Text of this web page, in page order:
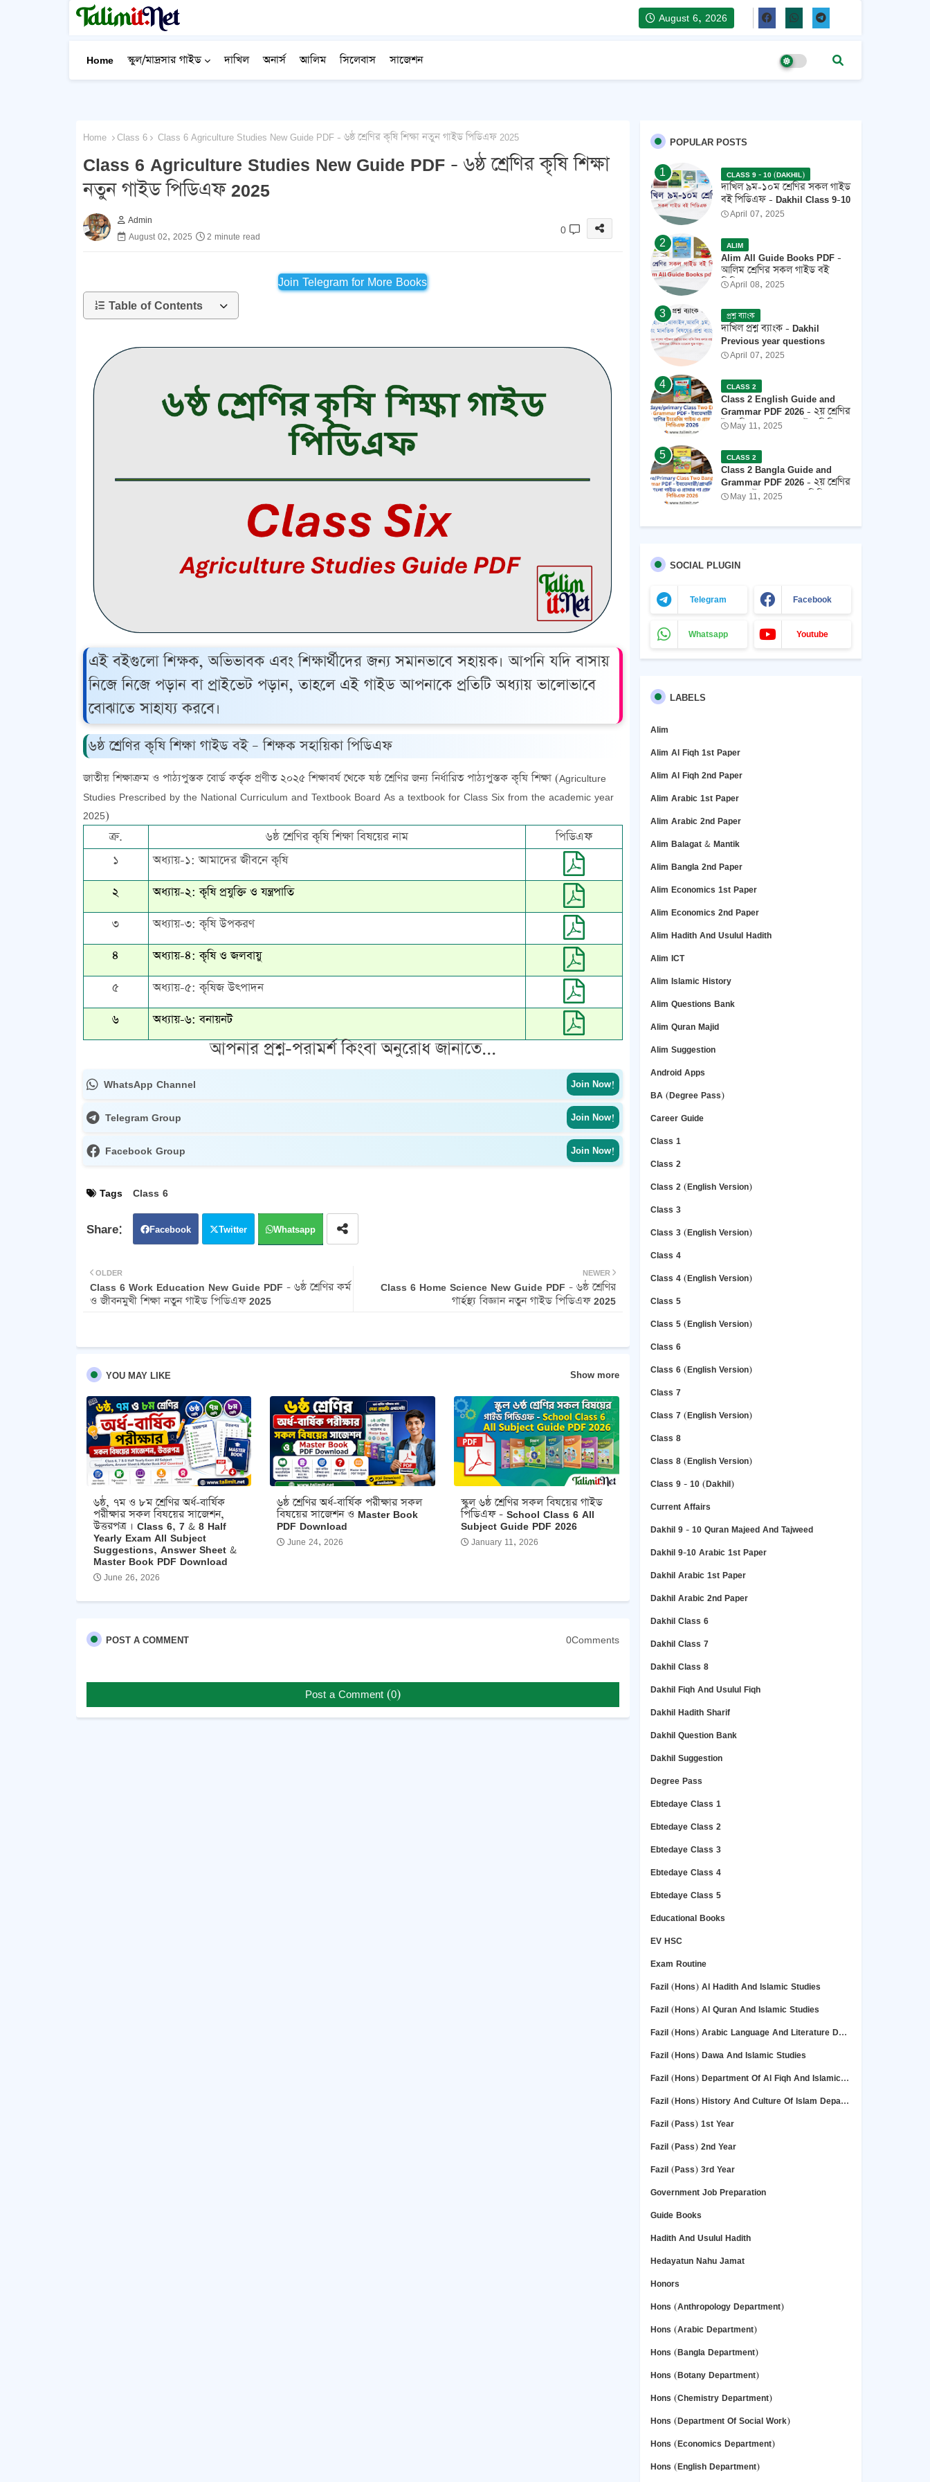
August 6, 2026
Home স্কুল/মাদ্রসার গাইড দাখিল অনার্স আলিম সিলেবাস সাজেশন
Home Class 6 Class 6 Agriculture Studies New Guide PDF - ৬ষ্ঠ শ্রেণির কৃষি শিক্ষা নতুন গাইড পিডিএফ 2025
Class 6 Agriculture Studies New Guide PDF - ৬ষ্ঠ শ্রেণির কৃষি শিক্ষা
নতুন গাইড পিডিএফ 2025
Admin
August 02, 2025
2 minute read 0
Join Telegram for More Books
Table of Contents
এই বইগুলো শিক্ষক, অভিভাবক এবং শিক্ষার্থীদের জন্য সমানভাবে সহায়ক। আপনি যদি বাসায়
নিজে নিজে পড়ান বা প্রাইভেট পড়ান, তাহলে এই গাইড আপনাকে প্রতিটি অধ্যায় ভালোভাবে
বোঝাতে সাহায্য করবে।
৬ষ্ঠ শ্রেণির কৃষি শিক্ষা গাইড বই – শিক্ষক সহায়িকা পিডিএফ
জাতীয় শিক্ষাক্রম ও পাঠ্যপুস্তক বোর্ড কর্তৃক প্রণীত ২০২৫ শিক্ষাবর্ষ থেকে ষষ্ঠ শ্রেণির জন্য নির্ধারিত পাঠ্যপুস্তক কৃষি শিক্ষা (Agriculture
Studies Prescribed by the National Curriculum and Textbook Board As a textbook for Class Six from the academic year
2025)
ক্র.
৬ষ্ঠ শ্রেণির কৃষি শিক্ষা বিষয়ের নাম
পিডিএফ
১
অধ্যায়-১: আমাদের জীবনে কৃষি
২
অধ্যায়-২: কৃষি প্রযুক্তি ও যন্ত্রপাতি
৩
অধ্যায়-৩: কৃষি উপকরণ
৪
অধ্যায়-৪: কৃষি ও জলবায়ু
৫
অধ্যায়-৫: কৃষিজ উৎপাদন
৬
অধ্যায়-৬: বনায়নট
আপনার প্রশ্ন-পরামর্শ কিংবা অনুরোধ জানাতে...
WhatsApp Channel Join Now!
Telegram Group Join Now!
Facebook Group Join Now!
Tags Class 6
Facebook Twitter Whatsapp
NEWER
Class 6 Home Science New Guide PDF - ৬ষ্ঠ শ্রেণির
গার্হস্থ্য বিজ্ঞান নতুন গাইড পিডিএফ 2025
OLDER
Class 6 Work Education New Guide PDF - ৬ষ্ঠ শ্রেণির কর্ম
ও জীবনমুখী শিক্ষা নতুন গাইড পিডিএফ 2025
YOU MAY LIKE Show more
৬ষ্ঠ, ৭ম ও ৮ম শ্রেণির অর্ধ-বার্ষিক
পরীক্ষার সকল বিষয়ের সাজেশন,
উত্তরপত্র । Class 6, 7 & 8 Half
Yearly Exam All Subject
Suggestions, Answer Sheet &
Master Book PDF Download
June 26, 2026
৬ষ্ঠ শ্রেণির অর্ধ-বার্ষিক পরীক্ষার সকল
বিষয়ের সাজেশন ও Master Book
PDF Download
June 24, 2026
স্কুল ৬ষ্ঠ শ্রেণির সকল বিষয়ের গাইড
পিডিএফ - School Class 6 All
Subject Guide PDF 2026
January 11, 2026
POST A COMMENT 0Comments
Post a Comment (0)
POPULAR POSTS
CLASS 9 - 10 (DAKHIL)
দাখিল ৯ম-১০ম শ্রেণির সকল গাইড
বই পিডিএফ - Dakhil Class 9-10
All Guide Books Pdf 2026 -
April 07, 2025
ALIM
Alim All Guide Books PDF -
আলিম শ্রেণির সকল গাইড বই
পিডিএফ 2026
April 08, 2025
প্রশ্ন ব্যাংক
দাখিল প্রশ্ন ব্যাংক - Dakhil
Previous year questions
April 07, 2025
CLASS 2
Class 2 English Guide and
Grammar PDF 2026 - ২য় শ্রেণির
ইংরেজি গ্রামার এবং গাইড পিডিএফ
May 11, 2025
CLASS 2
Class 2 Bangla Guide and
Grammar PDF 2026 - ২য় শ্রেণির
বাংলা গাইড ও ব্যাকরণ পিডিএফ
May 11, 2025
SOCIAL PLUGIN
Telegram Facebook
Whatsapp Youtube
LABELS
Alim
Alim Al Fiqh 1st Paper
Alim Al Fiqh 2nd Paper
Alim Arabic 1st Paper
Alim Arabic 2nd Paper
Alim Balagat & Mantik
Alim Bangla 2nd Paper
Alim Economics 1st Paper
Alim Economics 2nd Paper
Alim Hadith And Usulul Hadith
Alim ICT
Alim Islamic History
Alim Questions Bank
Alim Quran Majid
Alim Suggestion
Android Apps
BA (Degree Pass)
Career Guide
Class 1
Class 2
Class 2 (English Version)
Class 3
Class 3 (English Version)
Class 4
Class 4 (English Version)
Class 5
Class 5 (English Version)
Class 6
Class 6 (English Version)
Class 7
Class 7 (English Version)
Class 8
Class 8 (English Version)
Class 9 - 10 (Dakhil)
Current Affairs
Dakhil 9 - 10 Quran Majeed And Tajweed
Dakhil 9-10 Arabic 1st Paper
Dakhil Arabic 1st Paper
Dakhil Arabic 2nd Paper
Dakhil Class 6
Dakhil Class 7
Dakhil Class 8
Dakhil Fiqh And Usulul Fiqh
Dakhil Hadith Sharif
Dakhil Question Bank
Dakhil Suggestion
Degree Pass
Ebtedaye Class 1
Ebtedaye Class 2
Ebtedaye Class 3
Ebtedaye Class 4
Ebtedaye Class 5
Educational Books
EV HSC
Exam Routine
Fazil (Hons) Al Hadith And Islamic Studies
Fazil (Hons) Al Quran And Islamic Studies
Fazil (Hons) Arabic Language And Literature Deper Department
Fazil (Hons) Dawa And Islamic Studies
Fazil (Hons) Department Of Al Fiqh And Islamic Studies
Fazil (Hons) History And Culture Of Islam Department
Fazil (Pass) 1st Year
Fazil (Pass) 2nd Year
Fazil (Pass) 3rd Year
Government Job Preparation
Guide Books
Hadith And Usulul Hadith
Hedayatun Nahu Jamat
Honors
Hons (Anthropology Department)
Hons (Arabic Department)
Hons (Bangla Department)
Hons (Botany Department)
Hons (Chemistry Department)
Hons (Department Of Social Work)
Hons (Economics Department)
Hons (English Department)